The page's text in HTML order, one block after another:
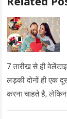
7 तारीख से ही
लड़की दोनों ही एक
करना चाहते है,